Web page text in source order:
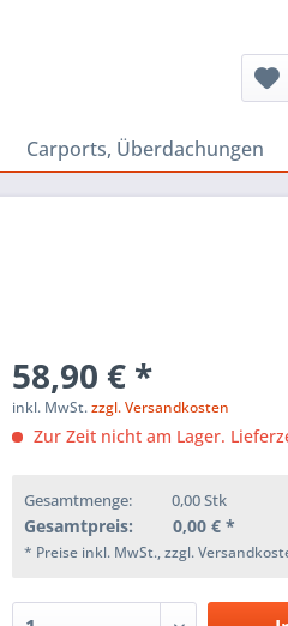
Carports, Überdachungen
58,90 € *
inkl. MwSt.zzgl. Versandkosten
Zur Zeit nicht am Lager.
Gesamtmenge: 0,00Stk
Gesamtpreis: 0,00 € *
* Preise inkl. MwSt., zzgl.